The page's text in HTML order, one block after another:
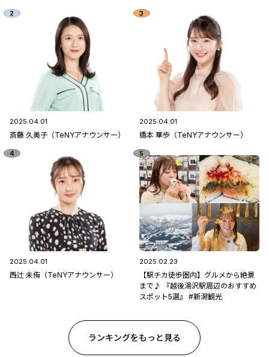
2025.04.01
斎藤 久美子（TeNYアナウンサー）
2025.04.01
橋本 華歩（TeNYアナウンサー）
2025.04.01
西辻 未侑（TeNYアナウンサー）
2025.02.23
【駅チカ徒歩圏内】グルメから絶景
まで♪ 『越後湯沢駅周辺のおすすめ
スポット5選』 #新潟観光
ランキングをもっと見る